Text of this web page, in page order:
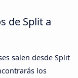
de Split a
salen desde Split
los